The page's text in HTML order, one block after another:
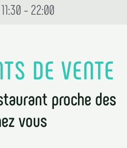
- 22:00
DE VENTE
proche des
vous